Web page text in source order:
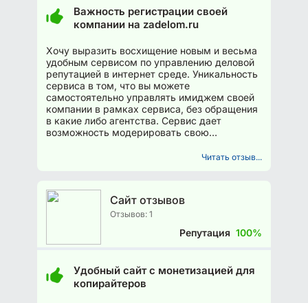
Важность регистрации своей
компании на zadelom.ru
Хочу выразить восхищение новым и весьма
удобным сервисом по управлению деловой
репутацией в интернет среде. Уникальность
сервиса в том, что вы можете
самостоятельно управлять имиджем своей
компании в рамках сервиса, без обращения
в какие либо агентства. Сервис дает
возможность модерировать свою
Читать отзыв...
Сайт отзывов
Отзывов: 1
Репутация 100%
Удобный сайт с монетизацией для
копирайтеров